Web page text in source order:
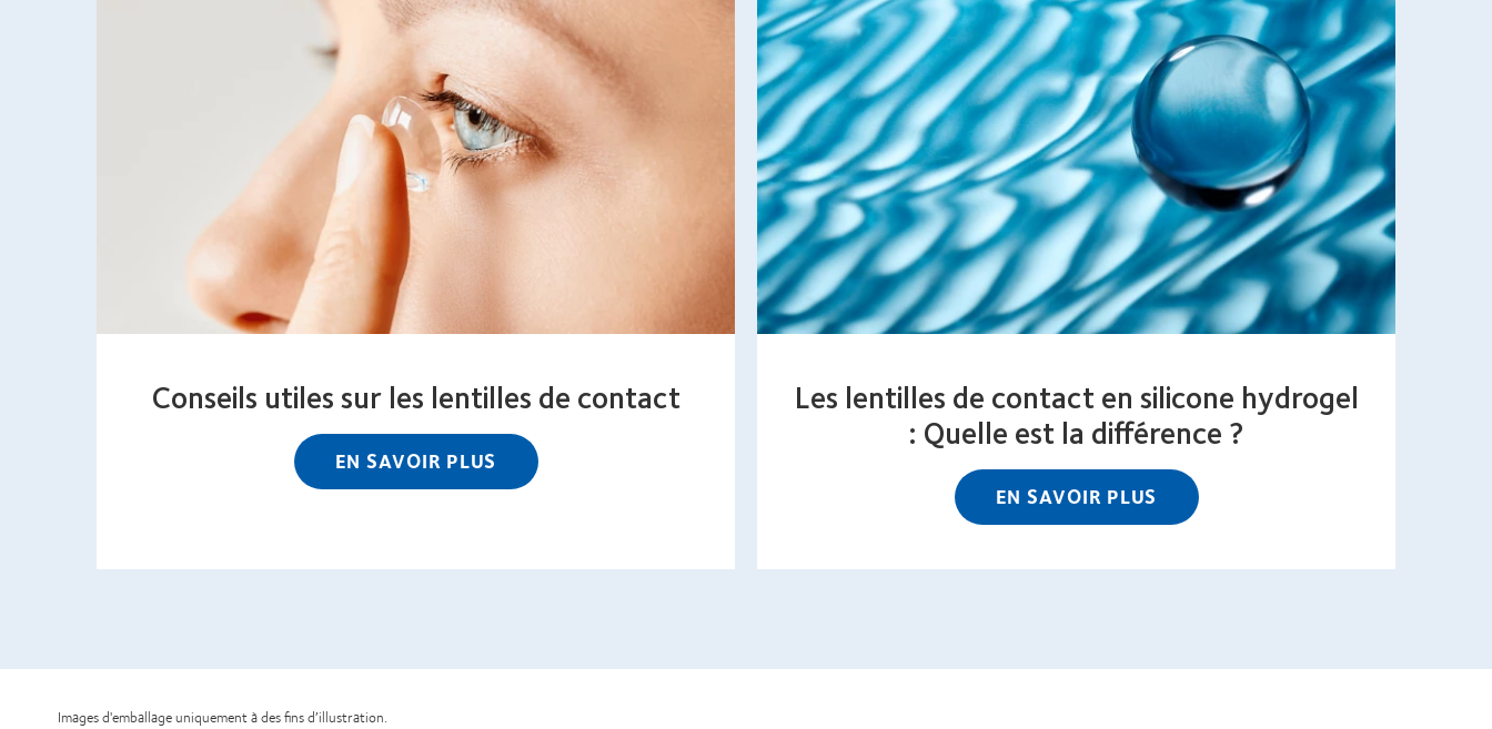
Conseils utiles sur les lentilles de contact
EN SAVOIR PLUS
Les lentilles de contact en silicone hydrogel
: Quelle est la différence ?
EN SAVOIR PLUS
Images d'emballage uniquement à des fins d’illustration.